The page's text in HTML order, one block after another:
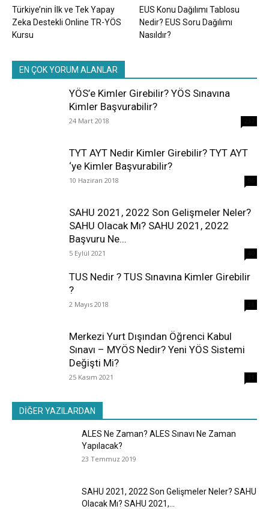
Türkiye’nin İlk ve Tek Yapay
Zeka Destekli Online TR-YÖS
Kursu
EUS Konu Dağılımı Tablosu
Nedir? EUS Soru Dağılımı
Nasıldır?
EN ÇOK YORUM ALANLAR
YÖS’e Kimler Girebilir? YÖS Sınavına
Kimler Başvurabilir?
24 Mart 2018
TYT AYT Nedir Kimler Girebilir? TYT AYT
‘ye Kimler Başvurabilir?
10 Haziran 2018
SAHU 2021, 2022 Son Gelişmeler Neler?
SAHU Olacak Mı? SAHU 2021, 2022
Başvuru Ne...
5 Eylül 2021
TUS Nedir ? TUS Sınavına Kimler Girebilir
?
2 Mayıs 2018
Merkezi Yurt Dışından Öğrenci Kabul
Sınavı – MYÖS Nedir? Yeni YÖS Sistemi
Değişti Mi?
25 Kasım 2021
DİĞER YAZILARDAN
ALES Ne Zaman? ALES Sınavı Ne Zaman
Yapılacak?
23 Temmuz 2019
SAHU 2021, 2022 Son Gelişmeler Neler? SAHU
Olacak Mı? SAHU 2021,...